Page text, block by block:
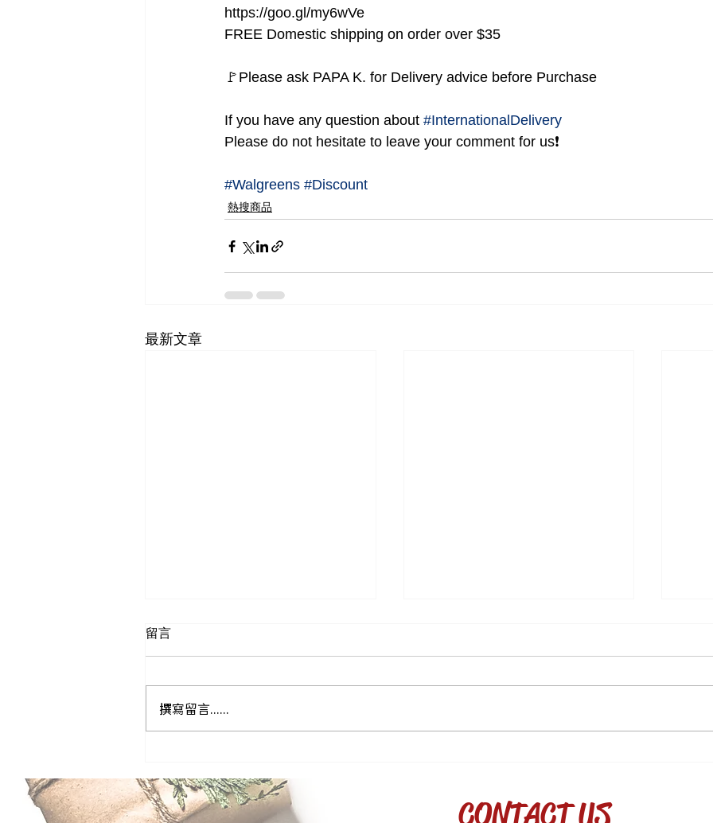
https://goo.gl/my6wVe
FREE Domestic shipping on order over $35
🚩Please ask PAPA K. for Delivery advice before Purchase
If you have any question about #InternationalDelivery
Please do not hesitate to leave your comment for us❗
#Walgreens #Discount
熱搜商品
最新文章
留言
撰寫留言......